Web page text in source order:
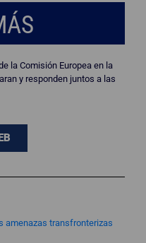
la Comisión Europea en la
y responden juntos a las
amenazas transfronterizas